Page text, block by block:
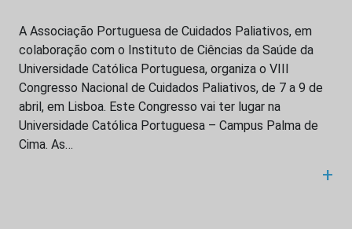
A Associação Portuguesa de Cuidados Paliativos, em
colaboração com o Instituto de Ciências da Saúde da
Universidade Católica Portuguesa, organiza o VIII
Congresso Nacional de Cuidados Paliativos, de 7 a 9 de
abril, em Lisboa. Este Congresso vai ter lugar na
Universidade Católica Portuguesa – Campus Palma de
Cima. As…
+